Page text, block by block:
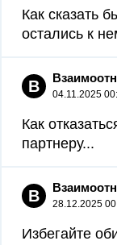
Как сказать
остались к
В 04.11.2025
Как
партнеру...
В 28.12.2025
Избегайте